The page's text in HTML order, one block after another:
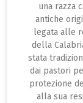
una razza
antiche
legata alle
della
stata
dai pastori
protezione
alla sua